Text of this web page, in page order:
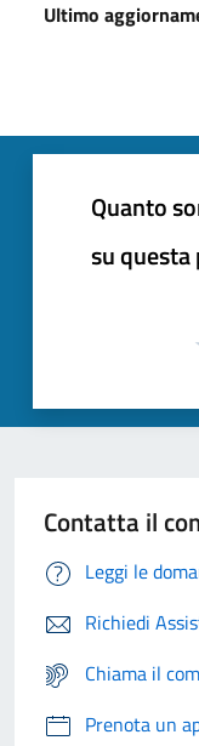
Ultimo
Quanto
su questa
Contatta il
Leggi le
Richiedi
Chiama il
Prenota un